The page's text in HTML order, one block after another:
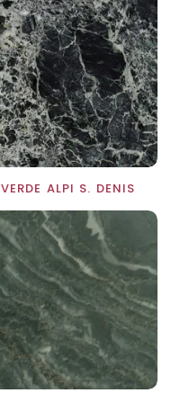
VERDE ALPI S. DENIS